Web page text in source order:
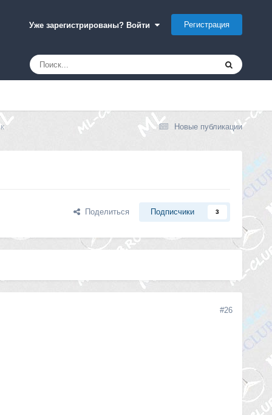
Уже зарегистрированы? Войти Регистрация
Новые публикации
Поделиться Подписчики 3
#26